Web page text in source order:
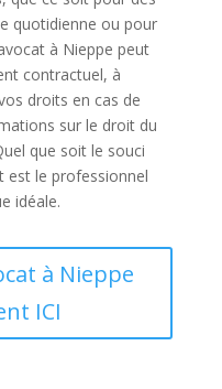
quotidienne ou pour
à Nieppe peut
contractuel, à
droits en cas de
sur le droit du
que soit le souci
est le professionnel
idéale.
à Nieppe
ICI